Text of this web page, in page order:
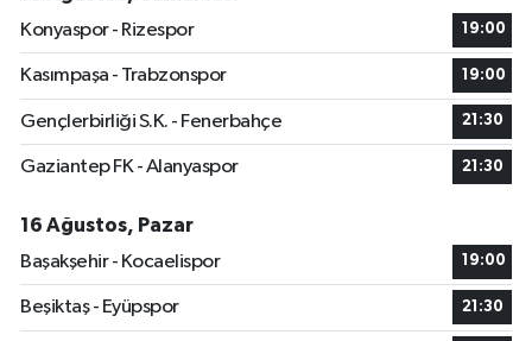
Konyaspor - Rizespor
19:00
Kasımpaşa - Trabzonspor 19:00
Gençlerbirliği S.K. - Fenerbahçe 21:30
Gaziantep FK - Alanyaspor 21:30
16 Ağustos, Pazar
Başakşehir - Kocaelispor
19:00
Beşiktaş - Eyüpspor 21:30